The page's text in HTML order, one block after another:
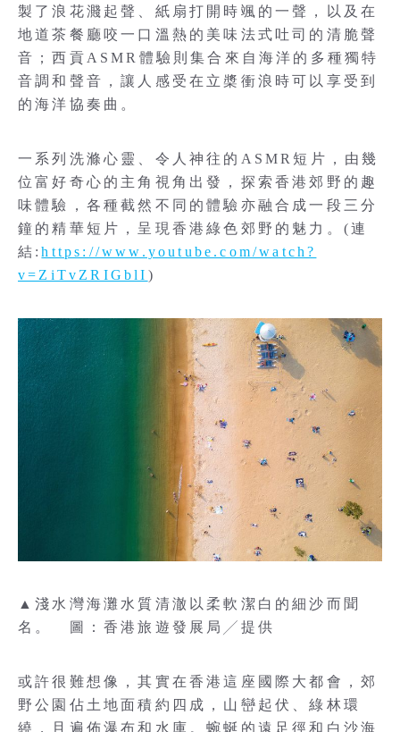
製了浪花濺起聲、紙扇打開時颯的一聲，以及在
地道茶餐廳咬一口溫熱的美味法式吐司的清脆聲
音；西貢ASMR體驗則集合來自海洋的多種獨特
音調和聲音，讓人感受在立槳衝浪時可以享受到
的海洋協奏曲。
一系列洗滌心靈、令人神往的ASMR短片，由幾
位富好奇心的主角視角出發，探索香港郊野的趣
味體驗，各種截然不同的體驗亦融合成一段三分
鐘的精華短片，呈現香港綠色郊野的魅力。(連
結:https://www.youtube.com/watch?
v=ZiTvZRIGblI )
▲淺水灣海灘水質清澈以柔軟潔白的細沙而聞
名。 圖：香港旅遊發展局╱提供
或許很難想像，其實在香港這座國際大都會，郊
野公園佔土地面積約四成，山巒起伏、綠林環
繞，且遍佈瀑布和水庫。蜿蜒的遠足徑和白沙海